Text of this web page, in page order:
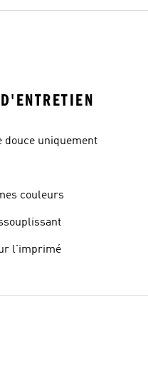
douce uniquement
couleurs
l'imprimé